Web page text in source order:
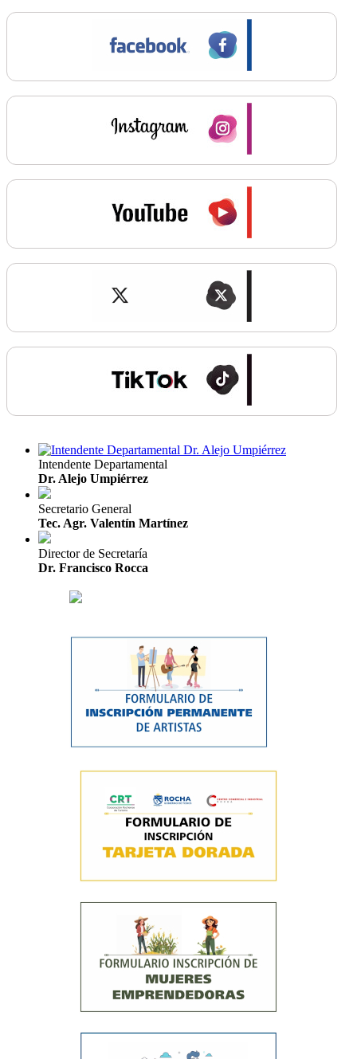
Intendente Departamental
Dr. Alejo Umpiérrez
Secretario General
Tec. Agr. Valentín Martínez
Director de Secretaría
Dr. Francisco Rocca